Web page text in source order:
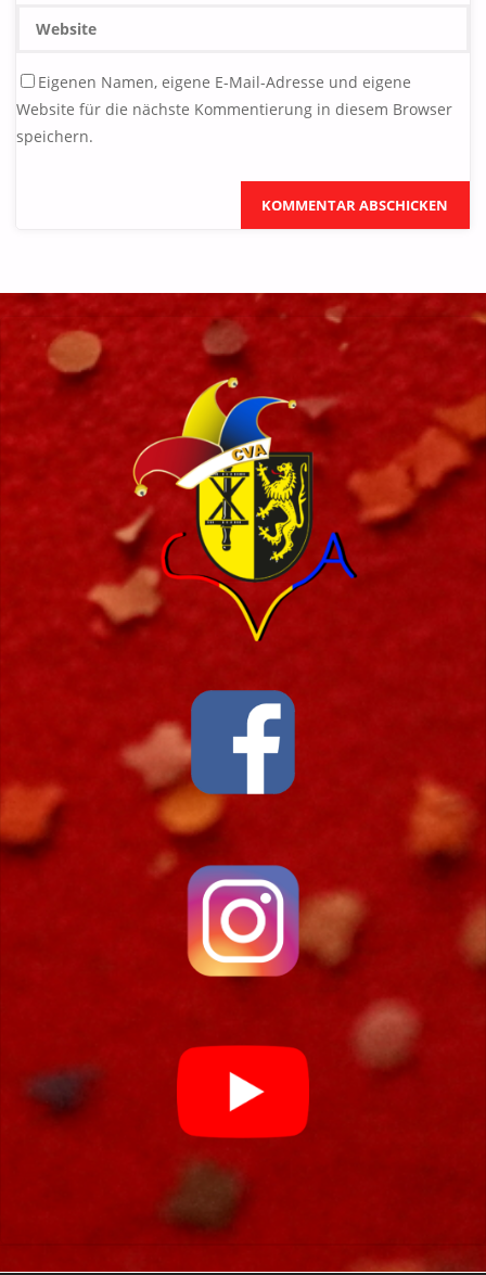
Eigenen Namen, eigene E-Mail-Adresse und eigene
Website für die nächste Kommentierung in diesem Browser
speichern.